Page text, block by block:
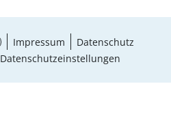
Impressum
Datenschutz
Datenschutzeinstellungen